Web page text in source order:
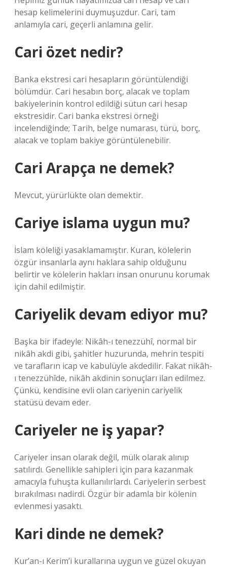
hesap kelimelerini duymuşuzdur. Cari, tam
anlamıyla cari, geçerli anlamına gelir.
Cari özet nedir?
Banka ekstresi cari hesapların görüntülendiği
bölümdür. Cari hesabın borç, alacak ve toplam
bakiyelerinin kontrol edildiği sütun cari hesap
ekstresidir. Cari banka ekstresi örneği
incelendiğinde; Tarih, belge numarası, türü, borç,
alacak ve toplam bakiye görüntülenebilir.
Cari Arapça ne demek?
Mevcut, yürürlükte olan demektir.
Cariye islama uygun mu?
İslam köleliği yasaklamamıştır. Kuran, kölelerin
özgür insanlarla aynı haklara sahip olduğunu
belirtir ve kölelerin hakları insan onurunu korumak
için dahil edilmiştir.
Cariyelik devam ediyor mu?
Başka bir ifadeyle: Nikâh-ı tenezzühî, normal bir
nikâh akdi gibi, şahitler huzurunda, mehrin tespiti
ve tarafların icap ve kabulüyle akdedilir. Fakat nikâh-
ı tenezzühîde, nikâh akdinin sonuçları ilan edilmez.
Çünkü, kendisine evli olan cariyenin cariyelik
statüsü devam eder.
Cariyeler ne iş yapar?
Cariyeler insan olarak değil, mülk olarak alınıp
satılırdı. Genellikle sahipleri için para kazanmak
amacıyla fuhuşta kullanılırlardı. Cariyelerin serbest
bırakılması nadirdi. Özgür bir adamla bir kölenin
evlenmesi yasaktı.
Kari dinde ne demek?
Kur’an-ı Kerim’i kurallarına uygun ve güzel okuyan